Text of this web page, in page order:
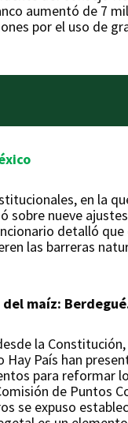
aumentó de 7
por el uso de
en la
sobre nueve
detalló
las barreras
maíz:
la
País han
para reformar
de Puntos
se expuso